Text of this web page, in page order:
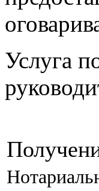
Услуга